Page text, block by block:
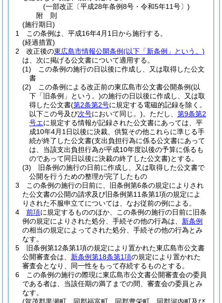
(一部改正〔平成28年条例8号・令和5年11号〕)
附 則
(施行期日)
1
この条例は、平成16年4月1日から施行する。
(経過措置)
2
改正後の東広島市情報公開条例(以下「新条例」という。)
は、次に掲げる公文書について適用する。
(1)
この条例の施行の日以後に作成し、又は取得した公文
書
(2)
この条例による改正前の東広島市公文書公開条例(以
下「旧条例」という。)の施行の日以後に作成し、又は取
得した公文書(第2条第2号に規定する電磁的記録を除く。
以下この号及び次号において同じ。)。 ただし、 第9条第2
号エに規定する情報が記録された公文書にあっては、平
成10年4月1日以後に決裁、供覧その他これらに準じる手
続が終了した公文書(支出負担行為に係る公文書にあって
は、当該支出負担行為が平成10年度以後の予算に係るも
のであって同日以後に決裁の終了した公文書)とする。
(3)
旧条例の施行の日前に作成し、又は取得した公文書で
公開を行うための整理が完了したもの
3
この条例の施行の日前に、旧条例第6条の規定によりされ
た公文書の公開の請求及び旧条例第11条第1項の規定によ
りされた不服申立てについては、なお従前の例による。
4
前項に規定するもののほか、この条例の施行の日前に旧条
例の規定によりされた処分、手続その他の行為は、 新条例
の相当の規定によってされた処分、手続その他の行為とみ
なす。
5
旧条例第12条第1項の規定により置かれた東広島市公文書
公開審査会は、 新条例第18条第1項の規定により置かれた
審査会となり、同一性をもって存続するものとする。
6
この条例の施行の際現に東広島市公文書公開審査会の委員
である者は、当該任期の満了までの間、審査会の委員とみ
なす。